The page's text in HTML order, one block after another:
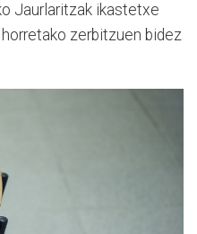
Jaurlaritzak ikastetxe
zerbitzuen bidez